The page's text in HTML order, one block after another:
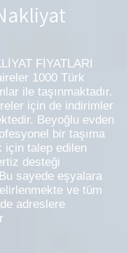
FİYATLARI
1000 Türk
ile taşınmaktadır.
için de indirimler
Beyoğlu evden
bir taşıma
için talep edilen
desteği
sayede eşyalara
ve tüm
adreslere